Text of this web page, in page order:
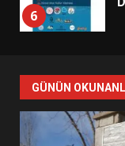
6
7
GÜNÜN